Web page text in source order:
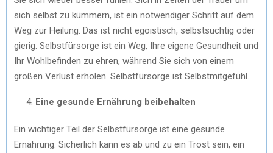
sich selbst zu kümmern, ist ein notwendiger Schritt auf dem
Weg zur Heilung. Das ist nicht egoistisch, selbstsüchtig oder
gierig. Selbstfürsorge ist ein Weg, Ihre eigene Gesundheit und
Ihr Wohlbefinden zu ehren, während Sie sich von einem
großen Verlust erholen. Selbstfürsorge ist Selbstmitgefühl.
Eine gesunde Ernährung beibehalten
Ein wichtiger Teil der Selbstfürsorge ist eine gesunde
Ernährung. Sicherlich kann es ab und zu ein Trost sein, ein